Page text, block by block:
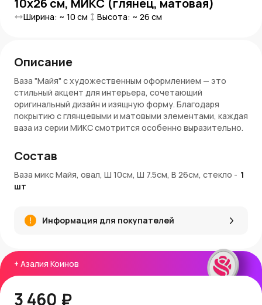
10х26 см, МИКС (глянец, матовая)
Ширина: ~ 10 см Высота: ~ 26 см
+ Азалия Коинов
3 460 ₽
Описание
Ваза "Майя" с художественным оформлением — это
стильный акцент для интерьера, сочетающий
оригинальный дизайн и изящную форму. Благодаря
покрытию с глянцевыми и матовыми элементами, каждая
ваза из серии МИКС смотрится особенно выразительно.
пространство, подчеркивая индивидуальность стиля.
Подходит для свежих цветов, сухоцветов и
декоративных композиций.
Особенности:
Размеры
Диаметр горлышка: 7,5 см
: художественное оформление
Назначение : декоративный акцент, ваза для цветов,
Заказ и доставка:
Состав
Ваза микс Майя, овал, Ш 10см, Ш 7.5см, В 26см, стекло - 1
шт
Информация для покупателей